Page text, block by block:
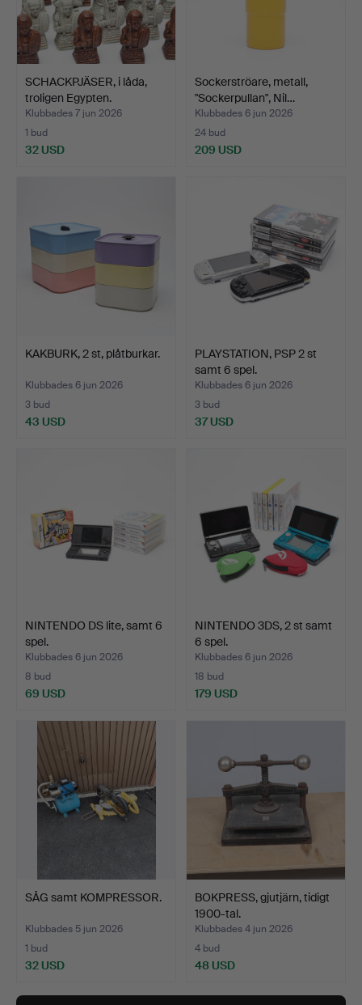
SCHACKPJÄSER, i låda,
troligen Egypten.
Klubbades 7 jun 2026
1 bud
32 USD
Sockerströare, metall,
"Sockerpullan", Nil…
Klubbades 6 jun 2026
24 bud
209 USD
KAKBURK, 2 st, plåtburkar.
Klubbades 6 jun 2026
3 bud
43 USD
PLAYSTATION, PSP 2 st
samt 6 spel.
Klubbades 6 jun 2026
3 bud
37 USD
NINTENDO DS lite, samt 6
spel.
Klubbades 6 jun 2026
8 bud
69 USD
NINTENDO 3DS, 2 st samt
6 spel.
Klubbades 6 jun 2026
18 bud
179 USD
SÅG samt KOMPRESSOR.
Klubbades 5 jun 2026
1 bud
32 USD
BOKPRESS, gjutjärn, tidigt
1900-tal.
Klubbades 4 jun 2026
4 bud
48 USD